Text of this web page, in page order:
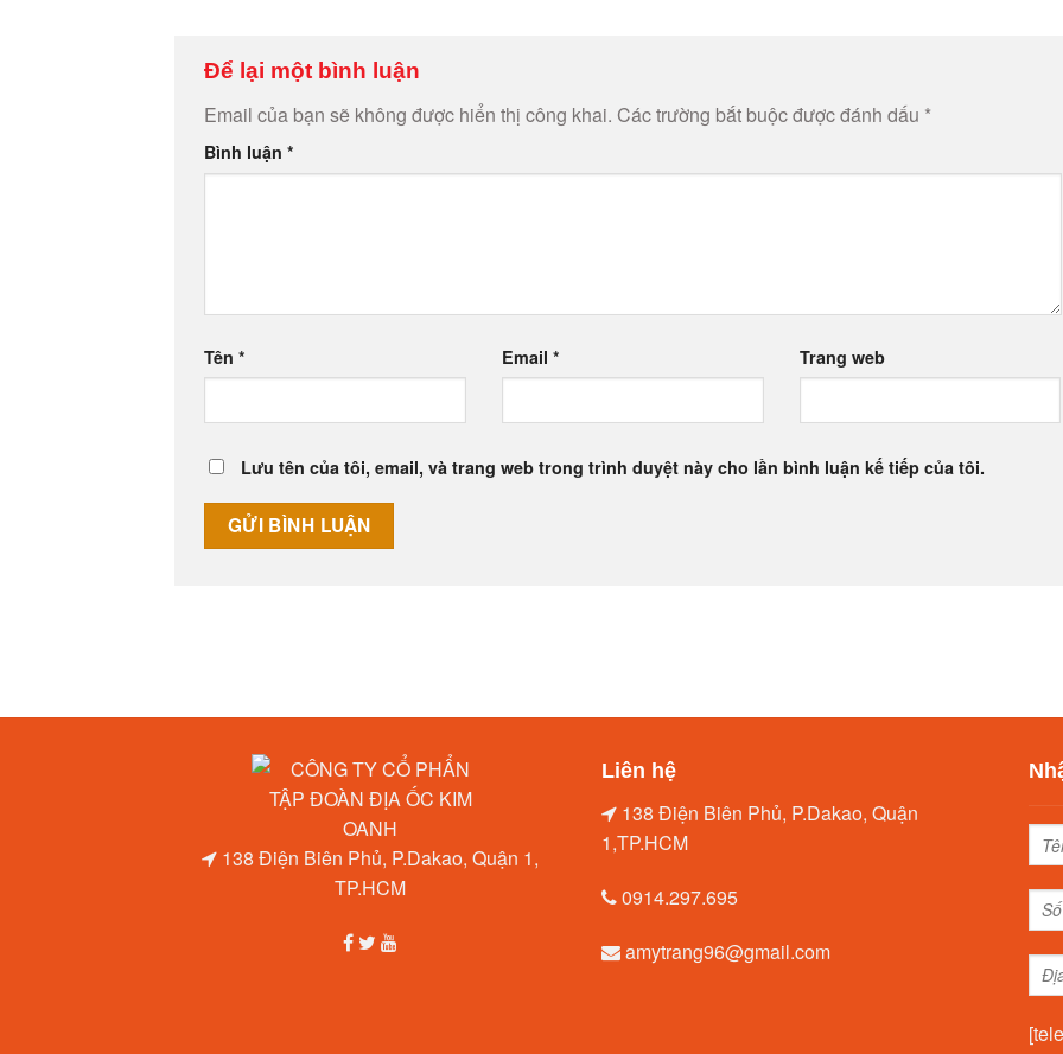
Để lại một bình luận
Email của bạn sẽ không được hiển thị công khai. Các trường bắt buộc được đánh dấu *
Bình luận *
Tên * Email * Trang web
Lưu tên của tôi, email, và trang web trong trình duyệt này cho lần bình luận kế tiếp của tôi.
138 Điện Biên Phủ, P.Dakao, Quận 1,
TP.HCM
Liên hệ
138 Điện Biên Phủ, P.Dakao, Quận
1,TP.HCM
0914.297.695
amytrang96@gmail.com